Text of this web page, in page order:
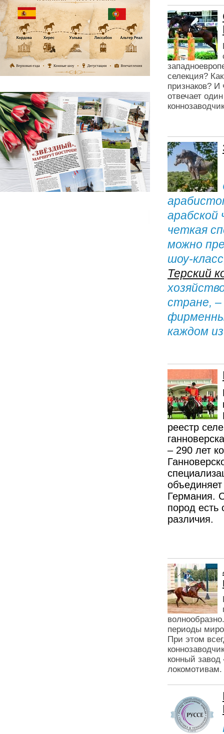
селекция?
признаков?
отвечает
четкая
можно
шоу-
Терский
стране,
каждом
реестр
– 290 лет
Германия.
пород есть
различия.
периоды
При этом
конный завод
локомотивам.